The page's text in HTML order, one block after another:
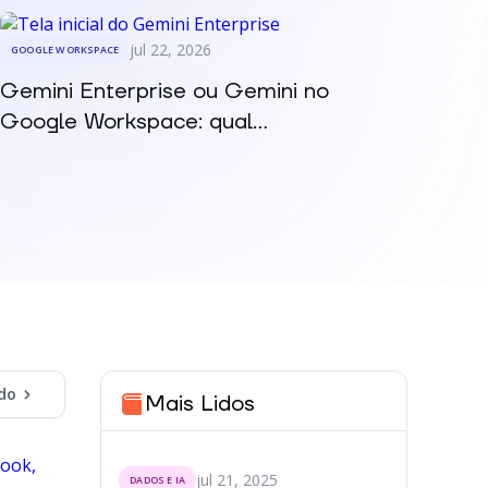
GOOGLE WORKSPACE jul 22, 2026
Gemini Enterprise ou Gemini no
Google Workspace: qual...
Mais Lidos
DADOS E IA jul 21, 2025